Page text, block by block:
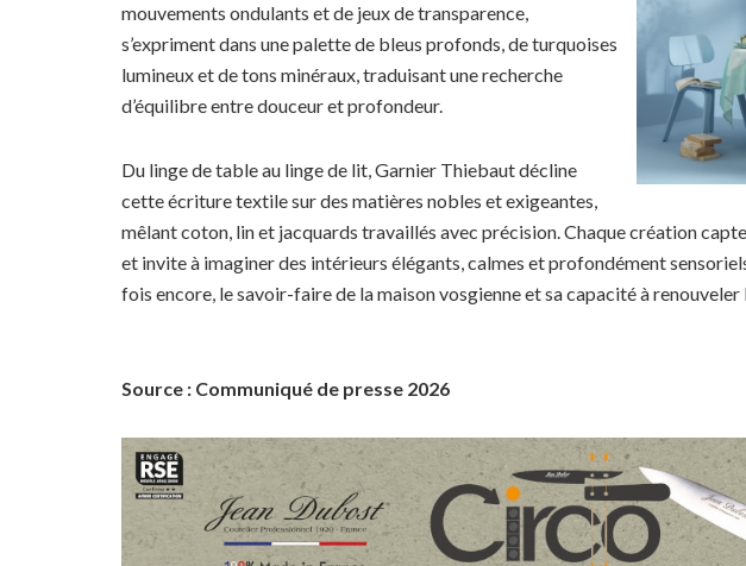
mouvements ondulants et de jeux de transparence,
s’expriment dans une palette de bleus profonds, de turquoises
lumineux et de tons minéraux, traduisant une recherche
d’équilibre entre douceur et profondeur.
Du linge de table au linge de lit, Garnier Thiebaut décline
cette écriture textile sur des matières nobles et exigeantes,
mêlant coton, lin et jacquards travaillés avec précision. Chaque création
et invite à imaginer des intérieurs élégants, calmes et profondément
fois encore, le savoir-faire de la maison vosgienne et sa capacité à
Source : Communiqué de presse 2026